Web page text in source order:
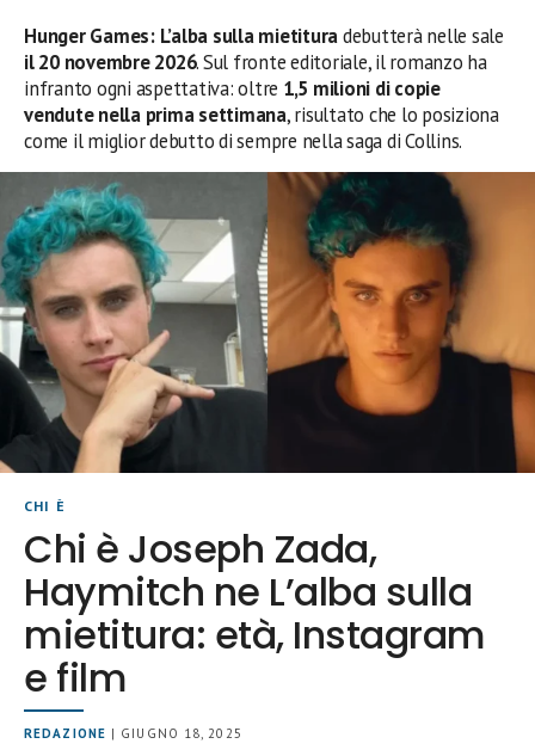
Hunger Games: L’alba sulla mietituradebutterà nelle sale
il 20 novembre 2026. Sul fronte editoriale, il romanzo ha
infranto ogni aspettativa: oltre 1,5 milioni di copie
vendute nella prima settimana, risultato che lo posiziona
come il miglior debutto di sempre nella saga di Collins.
CHI È
Chi è Joseph Zada,
Haymitch ne L’alba sulla
mietitura: età, Instagram
e film
REDAZIONE | GIUGNO 18, 2025